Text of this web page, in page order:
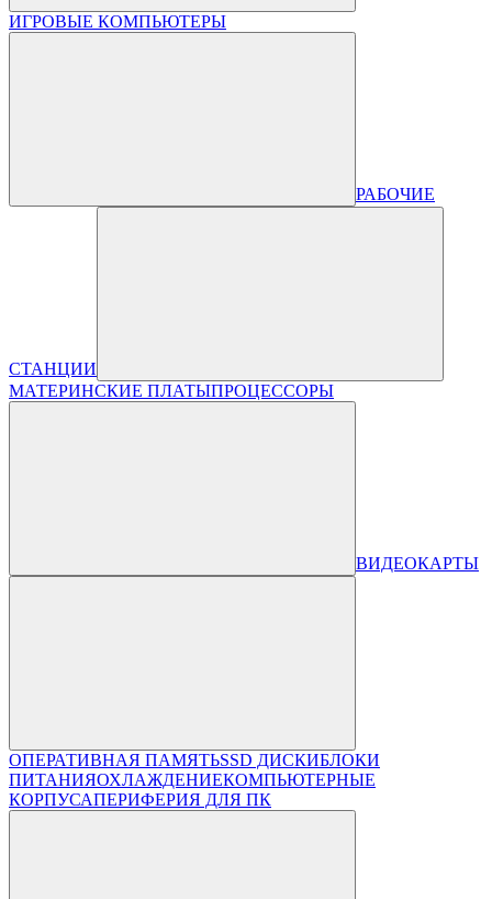
ИГРОВЫЕ КОМПЬЮТЕРЫ
РАБОЧИЕ
СТАНЦИИ
МАТЕРИНСКИЕ ПЛАТЫПРОЦЕССОРЫ
ВИДЕОКАРТЫ
ОПЕРАТИВНАЯ ПАМЯТЬSSD ДИСКИБЛОКИ
ПИТАНИЯОХЛАЖДЕНИЕКОМПЬЮТЕРНЫЕ
КОРПУСАПЕРИФЕРИЯ ДЛЯ ПК